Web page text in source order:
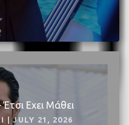
Εχει Μάθει
| JULY 21, 2026